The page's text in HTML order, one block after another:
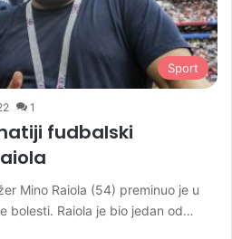
Sport
1
fudbalski
Mino Raiola (54) preminuo je u
bolesti. Raiola je bio jedan od…